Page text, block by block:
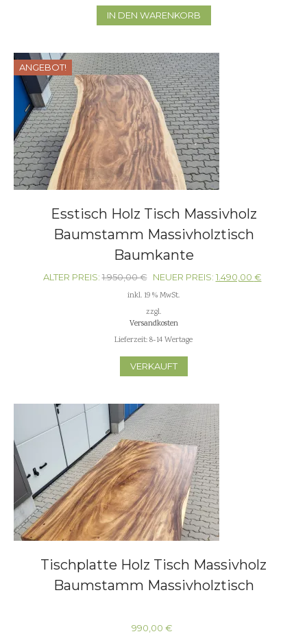
IN DEN WARENKORB
ANGEBOT!
Esstisch Holz Tisch Massivholz
Baumstamm Massivholztisch
Baumkante
ALTER PREIS: 1.950,00€ NEUER PREIS: 1.490,00 €
inkl. 19 % MwSt.
zzgl.
Versandkosten
Lieferzeit:8-14 Wertage
VERKAUFT
Tischplatte Holz Tisch Massivholz
Baumstamm Massivholztisch
990,00 €